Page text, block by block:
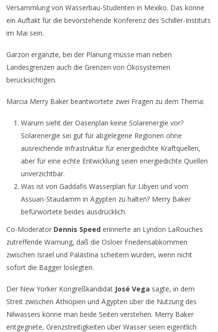
Versammlung von Wasserbau-Studenten in Mexiko. Das könne
ein Auftakt für die bevorstehende Konferenz des Schiller-Instituts
im Mai sein.
Garzon ergänzte, bei der Planung müsse man neben
Landesgrenzen auch die Grenzen von Ökosystemen
berücksichtigen.
Marcia Merry Baker beantwortete zwei Fragen zu dem Thema:
Warum sieht der Oasenplan keine Solarenergie vor?
Solarenergie sei gut für abgelegene Regionen ohne
ausreichende Infrastruktur für energiedichte Kraftquellen,
aber für eine echte Entwicklung seien energiedichte Quellen
unverzichtbar.
Was ist von Gaddafis Wasserplan für Libyen und vom
Assuan-Staudamm in Ägypten zu halten? Merry Baker
befürwortete beides ausdrücklich.
Co-Moderator Dennis Speed erinnerte an Lyndon LaRouches
zutreffende Warnung, daß die Osloer Friedensabkommen
zwischen Israel und Palästina scheitern würden, wenn nicht
sofort die Bagger loslegten.
Der New Yorker Kongreßkandidat José Vega sagte, in dem
Streit zwischen Äthiopien und Ägypten über die Nutzung des
Nilwassers könne man beide Seiten verstehen. Merry Baker
entgegnete, Grenzstreitigkeiten über Wasser seien eigentlich